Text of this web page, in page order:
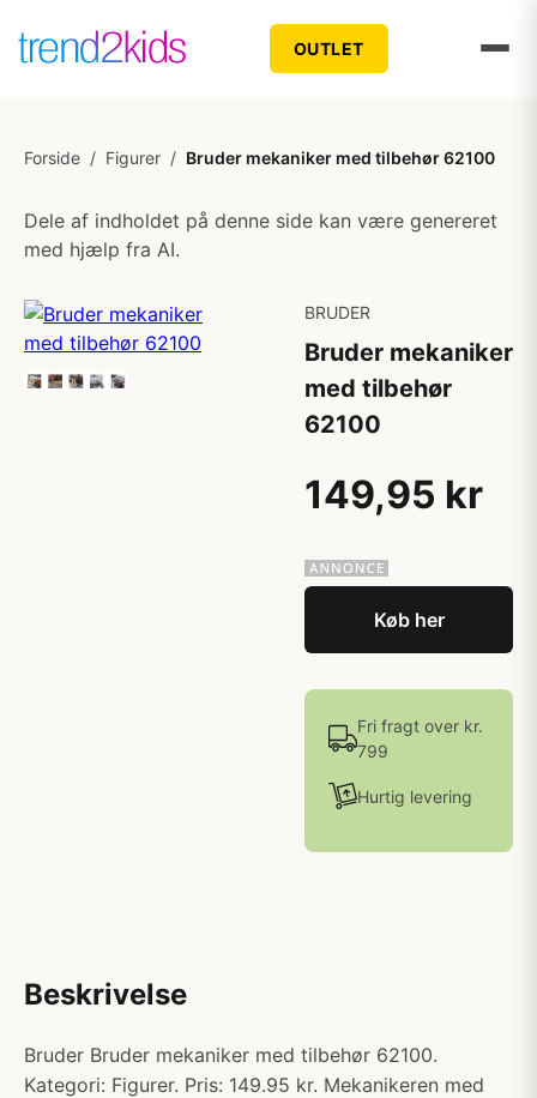
OUTLET
Forside / Figurer / Bruder mekaniker med tilbehør 62100
Dele af indholdet på denne side kan være genereret
med hjælp fra AI.
BRUDER
Bruder mekaniker
med tilbehør
62100
149,95 kr
Køb her
Fri fragt over kr.
799
Hurtig levering
Beskrivelse
Bruder Bruder mekaniker med tilbehør 62100.
Kategori: Figurer. Pris: 149.95 kr. Mekanikeren med